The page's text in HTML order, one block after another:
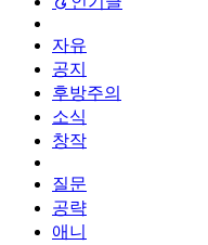
자유
공지
후방주의
소식
창작
질문
공략
애니